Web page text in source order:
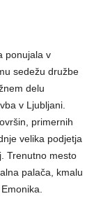
ponujala v
sedežu družbe
delu
v Ljubljani.
primernih
velika podjetja
Trenutno mesto
palača, kmalu